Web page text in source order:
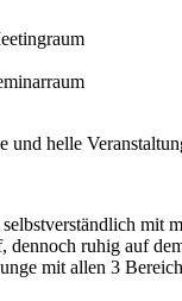
helle
ruhig auf
mit allen 3